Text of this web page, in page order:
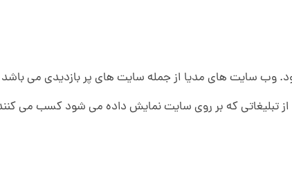
وب سایت های مدیا از جمله سایت های پر بازدیدی می باشد
از تبلیغاتی که بر روی سایت نمایش داده می شود کسب می